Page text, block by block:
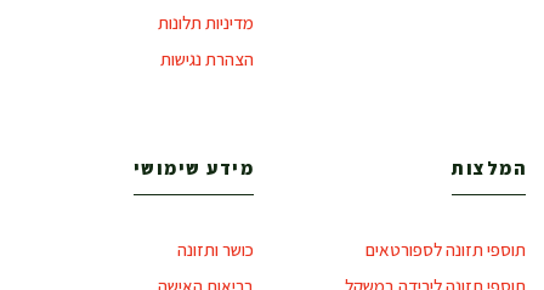
מדיניות תלונות
הצהרת נגישות
המלצות
תוספי תזונה לספורטאים
מידע שימושי
כושר ותזונה